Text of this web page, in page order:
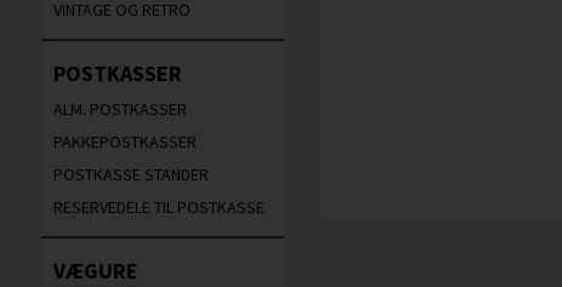
VINTAGE OG RETRO
POSTKASSER
ALM. POSTKASSER
PAKKEPOSTKASSER
POSTKASSE STANDER
RESERVEDELE TIL POSTKASSE
VÆGURE